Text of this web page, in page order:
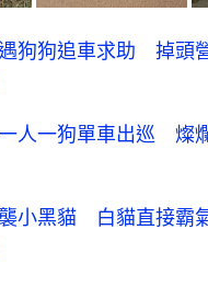
狗狗追車求助 掉頭
人一狗單車出巡 燦
小黑貓 白貓直接霸